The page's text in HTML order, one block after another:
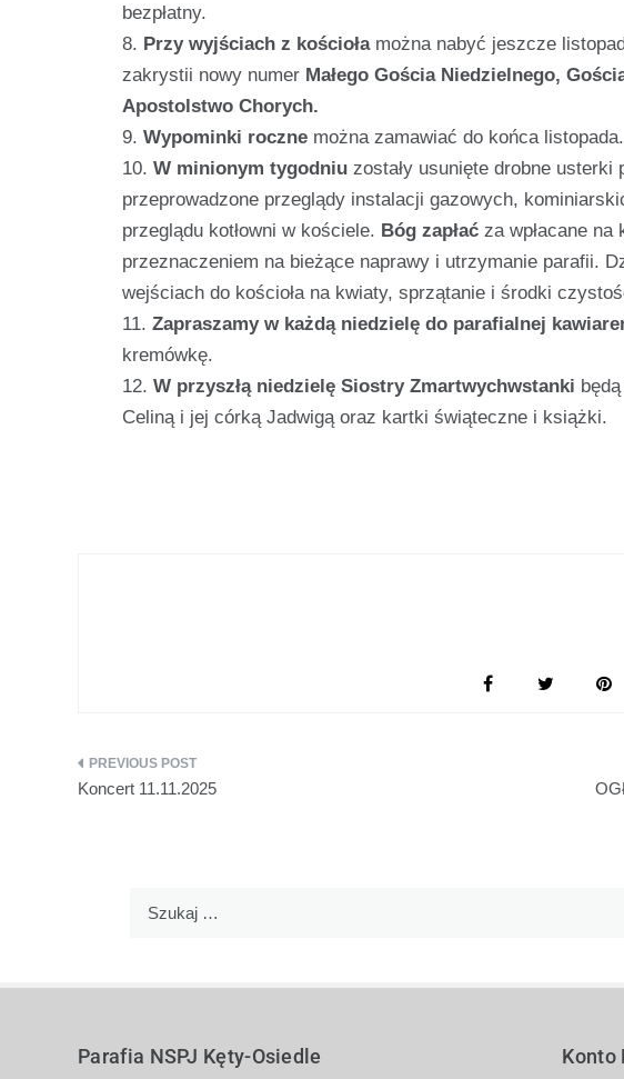
bezpłatny.
Przy wyjściach z kościołamożna nabyć jeszcze
zakrystii nowy numer Małego Gościa Niedzielnego,
Apostolstwo Chorych.
Wypominki roczne można zamawiać do końca listopada.
W minionym tygodniu zostały usunięte drobne usterki
przeprowadzone przeglądy instalacji gazowych,
przeglądu kotłowni w kościele. Bóg zapłać za wpłacane
przeznaczeniem na bieżące naprawy i utrzymanie parafii.
wejściach do kościoła na kwiaty, sprzątanie i środki
Zapraszamy w każdą niedzielę do parafialnej
kremówkę.
W przyszłą niedzielę Siostry Zmartwychwstanki
Celiną i jej córką Jadwigą oraz kartki świąteczne i książki.
Koncert 11.11.2025
Parafia NSPJ Kęty-Osiedle Konto